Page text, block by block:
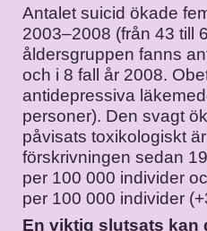
Antalet suicid ökade
2003–2008 (från 43 till
åldersgruppen fanns
och i 8 fall år 2008.
antidepressiva
personer). Den svagt
påvisats toxikologiskt
förskrivningen sedan
per 100 000 individer
per 100 000 individer
En viktig slutsats kan